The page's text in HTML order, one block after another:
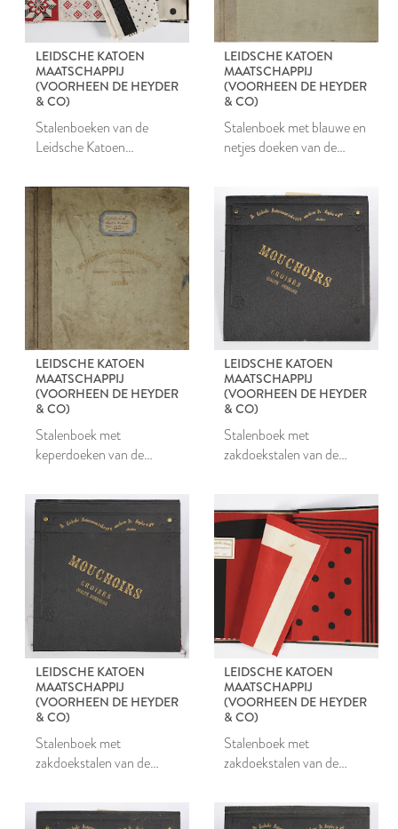
LEIDSCHE KATOEN
MAATSCHAPPIJ
(VOORHEEN DE HEYDER
& CO)
Stalenboeken van de
Leidsche Katoen
LEIDSCHE KATOEN
MAATSCHAPPIJ
(VOORHEEN DE HEYDER
& CO)
Stalenboek met blauwe en
netjes doeken van de
LEIDSCHE KATOEN
MAATSCHAPPIJ
(VOORHEEN DE HEYDER
& CO)
Stalenboek met
keperdoeken van de
Maatschappij
LEIDSCHE KATOEN
MAATSCHAPPIJ
(VOORHEEN DE HEYDER
& CO)
Stalenboek met
zakdoekstalen van de
LEIDSCHE KATOEN
MAATSCHAPPIJ
(VOORHEEN DE HEYDER
& CO)
Stalenboek met
zakdoekstalen van de
LEIDSCHE KATOEN
MAATSCHAPPIJ
(VOORHEEN DE HEYDER
& CO)
Stalenboek met
zakdoekstalen van de
Maatschappij